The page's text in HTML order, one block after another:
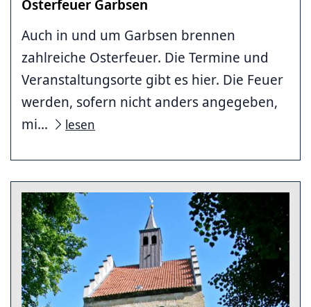
Osterfeuer Garbsen
Auch in und um Garbsen brennen
zahlreiche Osterfeuer. Die Termine und
Veranstaltungsorte gibt es hier. Die Feuer
werden, sofern nicht anders angegeben,
mi...
lesen